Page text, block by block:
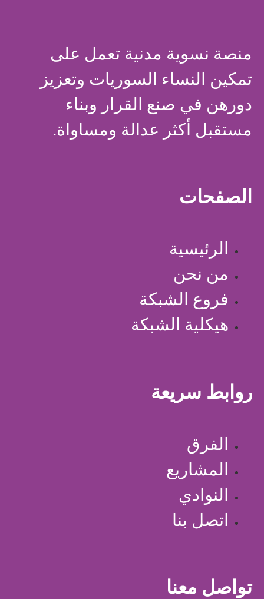
منصة نسوية مدنية تعمل على
تمكين النساء السوريات وتعزيز
دورهن في صنع القرار وبناء
مستقبل أكثر عدالة ومساواة.
الصفحات
الرئيسية
من نحن
فروع الشبكة
هيكلية الشبكة
روابط سريعة
الفرق
المشاريع
النوادي
اتصل بنا
تواصل معنا